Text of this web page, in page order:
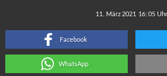
:
Facebook
WhatsApp